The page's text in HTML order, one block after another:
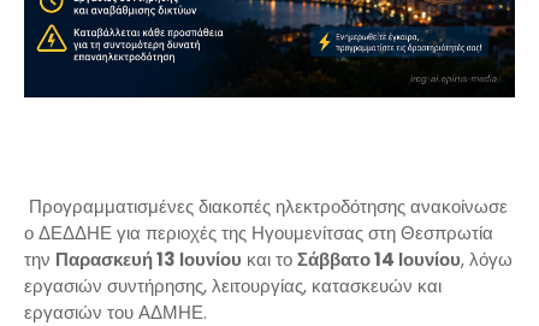
Προγραμματισμένες διακοπές ηλεκτροδότησης ανακοίνωσε
ο ΔΕΔΔΗΕ για περιοχές της Ηγουμενίτσας στη Θεσπρωτία
την Παρασκευή 13 Ιουνίου και τοΣάββατο 14 Ιουνίου, λόγω
εργασιών συντήρησης, λειτουργίας, κατασκευών και
εργασιών του ΑΔΜΗΕ.